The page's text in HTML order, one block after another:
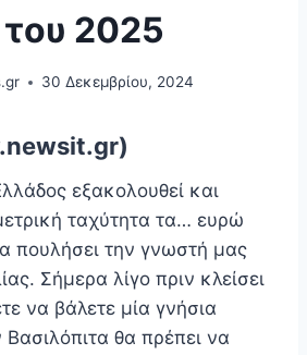
2025
30 Δεκεμβρίου, 2024
εξακολουθεί και
ταχύτητα τα… ευρώ
πουλήσει την γνωστή μας
Σήμερα λίγο πριν κλείσει
να βάλετε μία γνήσια
θα πρέπει να